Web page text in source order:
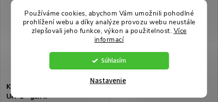
Používáme cookies, abychom Vám umožnili pohodlné
prohlížení webu a díky analýze provozu webu neustále
zlepšovali jeho funkce, výkon a použitelnost. Více
informací
Súhlasím
Nastavenie
Kolimátor Vortex RAZOR AMG
UH-1 - gén ll
Kolimátor EOTech 558.A65